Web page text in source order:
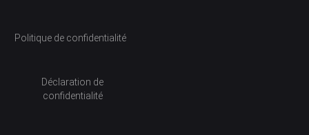
Politique de confidentialité
Déclaration de
confidentialité